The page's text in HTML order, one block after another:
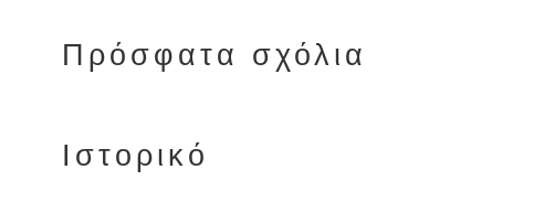
Πρόσφατα σχόλια
Ιστορικό